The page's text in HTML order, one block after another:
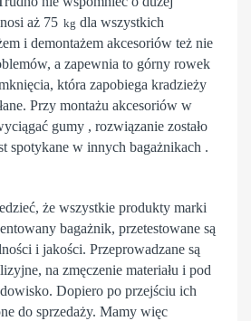
aż 75 kg dla wszystkich
i demontażem akcesoriów też nie
a zapewnia to górny rowek
która zapobiega kradzieży
. Przy montażu akcesoriów w
gumy , rozwiązanie zostało
spotykane w innych bagażnikach .
że wszystkie produkty marki
bagażnik, przetestowane są
i jakości. Przeprowadzane są
na zmęczenie materiału i pod
Dopiero po przejściu ich
do sprzedaży. Mamy więc